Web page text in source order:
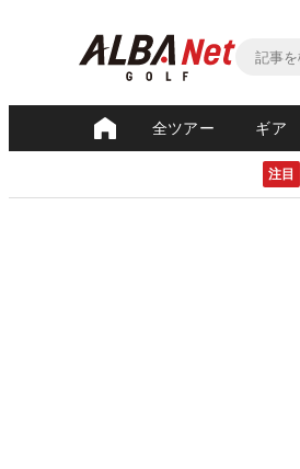
全ツアー ギア
注目